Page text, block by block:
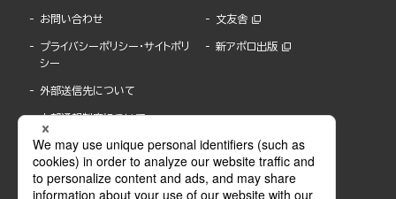
お問い合わせ
プライバシーポリシー・サイトポリ
シー
外部送信先について
内部通報制度について
文友舎
新アポロ出版